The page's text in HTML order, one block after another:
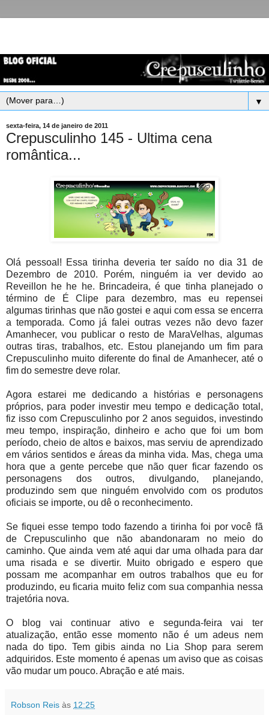
▼
sexta-feira, 14 de janeiro de 2011
Crepusculinho 145 - Ultima cena
romântica...
Olá pessoal! Essa tirinha deveria ter saído no dia 31 de
Dezembro de 2010. Porém, ninguém ia ver devido ao
Reveillon he he he. Brincadeira, é que tinha planejado o
término de É Clipe para dezembro, mas eu repensei
algumas tirinhas que não gostei e aqui com essa se encerra
a temporada. Como já falei outras vezes não devo fazer
Amanhecer, vou publicar o resto de MaraVelhas, algumas
outras tiras, trabalhos, etc. Estou planejando um fim para
Crepusculinho muito diferente do final de Amanhecer, até o
fim do semestre deve rolar.
Agora estarei me dedicando a histórias e personagens
próprios, para poder investir meu tempo e dedicação total,
fiz isso com Crepusculinho por 2 anos seguidos, investindo
meu tempo, inspiração, dinheiro e acho que foi um bom
período, cheio de altos e baixos, mas serviu de aprendizado
em vários sentidos e áreas da minha vida. Mas, chega uma
hora que a gente percebe que não quer ficar fazendo os
personagens dos outros, divulgando, planejando,
produzindo sem que ninguém envolvido com os produtos
oficiais se importe, ou dê o reconhecimento.
Se fiquei esse tempo todo fazendo a tirinha foi por você fã
de Crepusculinho que não abandonaram no meio do
caminho. Que ainda vem até aqui dar uma olhada para dar
uma risada e se divertir. Muito obrigado e espero que
possam me acompanhar em outros trabalhos que eu for
produzindo, eu ficaria muito feliz com sua companhia nessa
trajetória nova.
O blog vai continuar ativo e segunda-feira vai ter
atualização, então esse momento não é um adeus nem
nada do tipo. Tem gibis ainda no Lia Shop para serem
adquiridos. Este momento é apenas um aviso que as coisas
vão mudar um pouco. Abração e até mais.
Robson Reis às 12:25